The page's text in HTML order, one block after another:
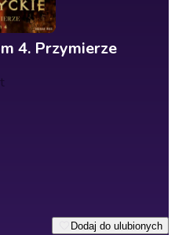
4. Przymierze
Dodaj do ulubionych